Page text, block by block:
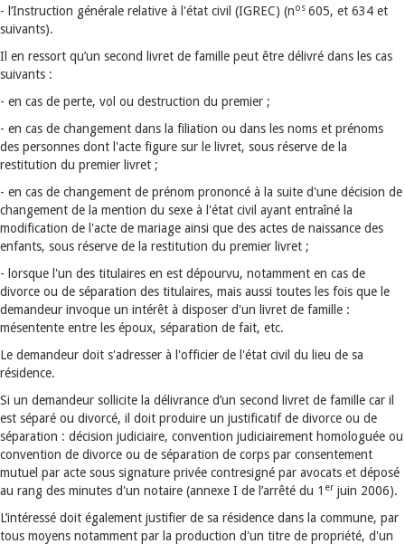
- l’Instruction générale relative à l'état civil (IGREC) (nos 605, et 634 et
suivants).
Il en ressort qu’un second livret de famille peut être délivré dans les cas
suivants :
- en cas de perte, vol ou destruction du premier ;
- en cas de changement dans la filiation ou dans les noms et prénoms
des personnes dont l'acte figure sur le livret, sous réserve de la
restitution du premier livret ;
- en cas de changement de prénom prononcé à la suite d'une décision de
changement de la mention du sexe à l'état civil ayant entraîné la
modification de l'acte de mariage ainsi que des actes de naissance des
enfants, sous réserve de la restitution du premier livret ;
- lorsque l'un des titulaires en est dépourvu, notamment en cas de
divorce ou de séparation des titulaires, mais aussi toutes les fois que le
demandeur invoque un intérêt à disposer d'un livret de famille :
mésentente entre les époux, séparation de fait, etc.
Le demandeur doit s'adresser à l'officier de l'état civil du lieu de sa
résidence.
Si un demandeur sollicite la délivrance d’un second livret de famille car il
est séparé ou divorcé, il doit produire un justificatif de divorce ou de
séparation : décision judiciaire, convention judiciairement homologuée ou
convention de divorce ou de séparation de corps par consentement
mutuel par acte sous signature privée contresigné par avocats et déposé
au rang des minutes d'un notaire (annexe I de l’arrêté du 1 er juin 2006).
L’intéressé doit également justifier de sa résidence dans la commune, par
tous moyens notamment par la production d'un titre de propriété, d'un